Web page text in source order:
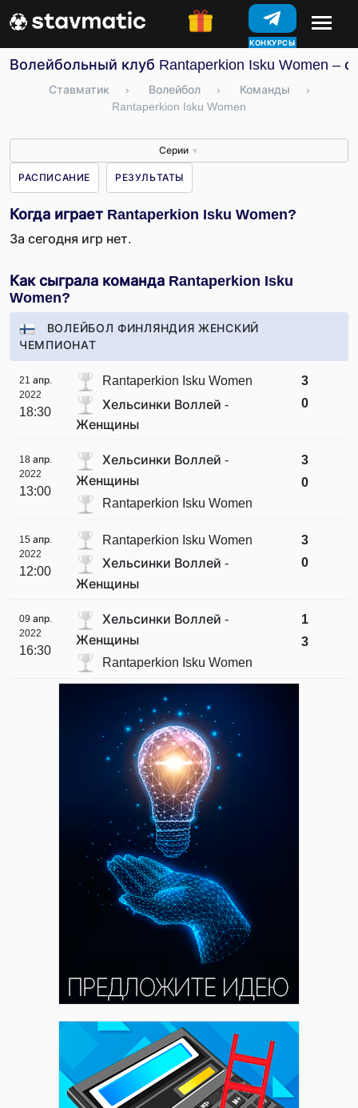
КОНКУРСЫ
Волейбольный клуб Rantaperkion Isku Women –
Ставматик › Волейбол › Команды
›
Rantaperkion Isku Women
Серии ▼
РАСПИСАНИЕ РЕЗУЛЬТАТЫ
Когда играет Rantaperkion Isku Women?
За сегодня игр нет.
Как сыграла команда Rantaperkion Isku
Women?
ВОЛЕЙБОЛ ФИНЛЯНДИЯ ЖЕНСКИЙ
ЧЕМПИОНАТ
21 апр.
2022
18:30
Rantaperkion Isku Women
Хельсинки Воллей -
Женщины
3
0
18 апр.
2022
13:00
Хельсинки Воллей -
Женщины
Rantaperkion Isku Women
3
0
15 апр.
2022
12:00
Rantaperkion Isku Women
Хельсинки Воллей -
Женщины
3
0
09 апр.
2022
16:30
Хельсинки Воллей -
Женщины
Rantaperkion Isku Women
1
3